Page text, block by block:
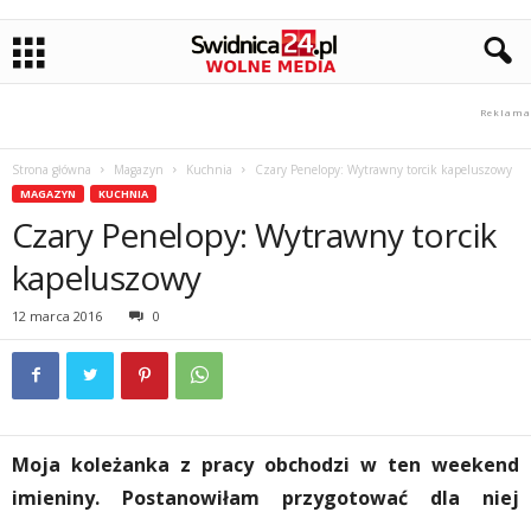
Strona główna Magazyn Kuchnia Czary Penelopy: Wytrawny torcik kapeluszowy
MAGAZYN KUCHNIA
Czary Penelopy: Wytrawny torcik
kapeluszowy
12 marca 2016 0
Moja koleżanka z pracy obchodzi w ten weekend
imieniny. Postanowiłam przygotować dla niej